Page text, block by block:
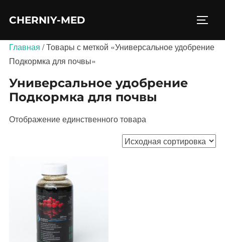
CHERNIY-MED
Главная / Товары с меткой «Универсальное удобрение
Подкормка для почвы»
Универсальное удобрение
Подкормка для почвы
Отображение единственного товара